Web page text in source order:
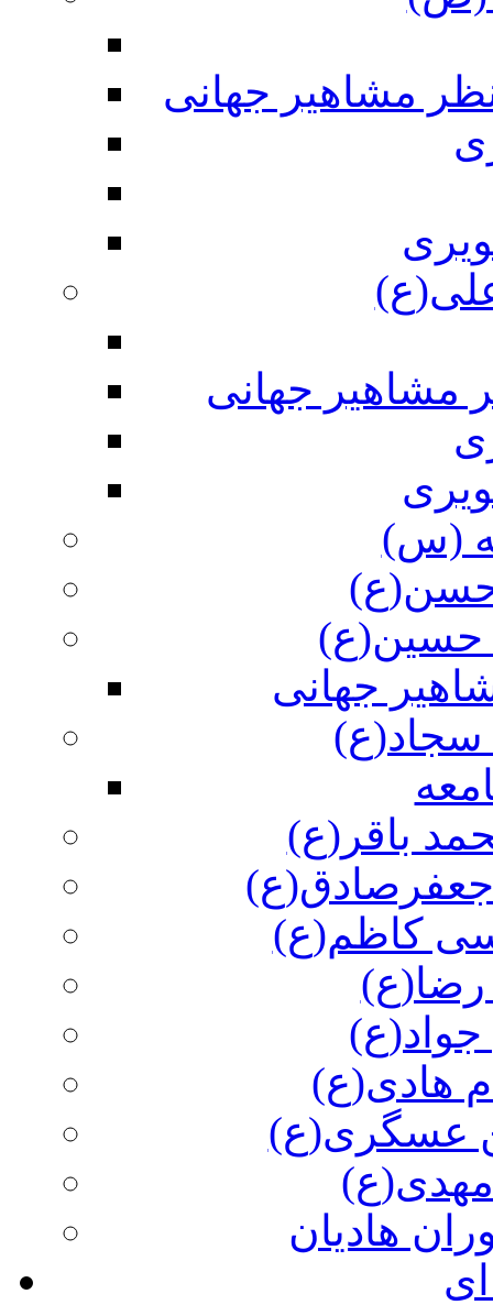
مشاهیر جهانی
مشاهیر جهانی
(س)
حسن(ع)
حسین(ع)
جهانی
سجاد(ع)
باقر(ع)
جعفرصادق(ع)
کاظم(ع)
هادی(ع)
عسگری(ع)
هادیان